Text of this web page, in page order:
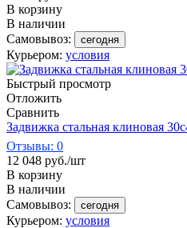
В корзину
В наличии
Самовывоз:
сегодня
Курьером: условия
Быстрый просмотр
Отложить
Сравнить
Задвижка стальная клиновая
Отзывы: 0
12 048 руб./шт
В корзину
В наличии
Самовывоз:
сегодня
Курьером: условия